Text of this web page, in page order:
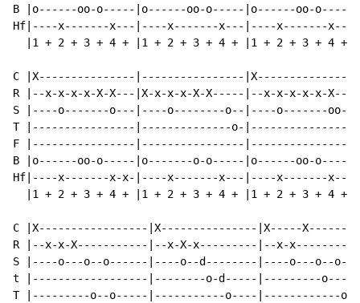
B |o------oo-o-----|o------oo-o-----|o------oo-
Hf|----x-------x---|----x-------x---|----x-------
|1 + 2 + 3 + 4 + |1 + 2 + 3 + 4 + |1 + 2 + 3 + 4 +
C |X---------------|----------------
R |--x-x-x-x-X-X---|X-x-x-x-X-X-----|--x-x-x-x-x-
S |----o-------o---|----o--------o--|----o-------oo-
T |----------------|--------------o-|----------------
F |----------------|----------------|----------------
B |o------oo-o-----|o-------o-o-----|o------oo-
Hf|----x-------x-x-|----x-------x---|----x-------
|1 + 2 + 3 + 4 + |1 + 2 + 3 + 4 + |1 + 2 + 3 + 4 +
C |X-----------------|X---------------|X-----
R |--x-x-X-----------|--x-X-x---------|--x-
S |----o---o--o------|----o--d--------|----o---o--
t |------------------|--------o-d-----|---------
T |---------o--o-----|-----------o----|------------